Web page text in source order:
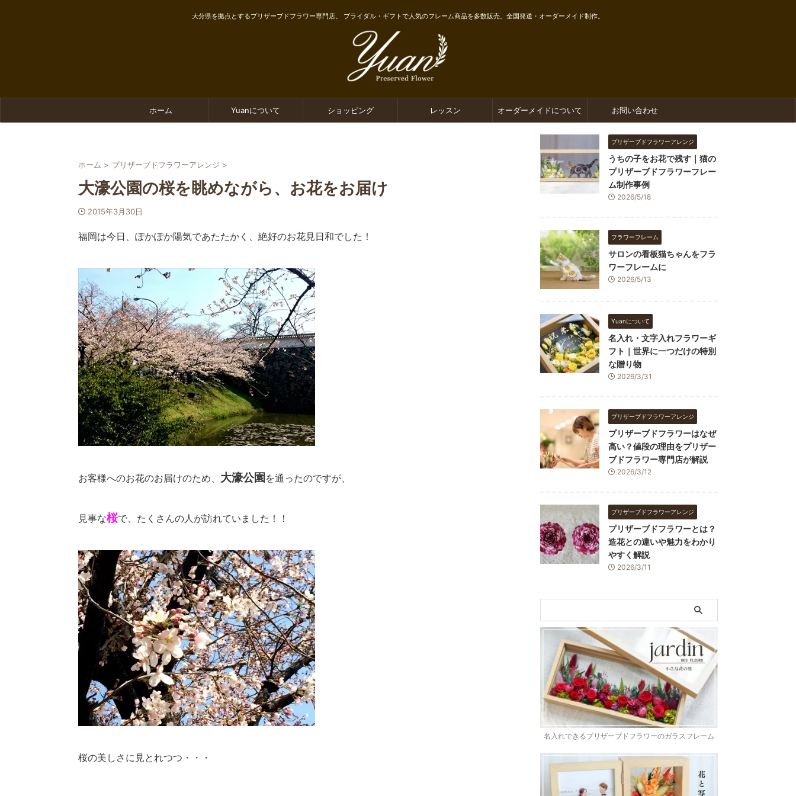
大分県を拠点とするプリザーブドフラワー専門店。 ブライダル・ギフトで人気のフレーム商品を多数販売。全国発送・オーダーメイド制作。
ホーム Yuanについて ショッピング レッスン オーダーメイドについて お問い合わせ
ホーム > プリザーブドフラワーアレンジ >
大濠公園の桜を眺めながら、お花をお届け
2015年3月30日
福岡は今日、ぽかぽか陽気であたたかく、絶好のお花見日和でした！
お客様へのお花のお届けのため、 大濠公園 を通ったのですが、
見事な桜で、たくさんの人が訪れていました！！
桜の美しさに見とれつつ・・・
プリザーブドフラワーアレンジ
うちの子をお花で残す｜猫の
プリザーブドフラワーフレー
ム制作事例
2026/5/18
フラワーフレーム
サロンの看板猫ちゃんをフラ
ワーフレームに
2026/5/13
Yuanについて
名入れ・文字入れフラワーギ
フト｜世界に一つだけの特別
な贈り物
2026/3/31
プリザーブドフラワーアレンジ
プリザーブドフラワーはなぜ
高い？値段の理由をプリザー
ブドフラワー専門店が解説
2026/3/12
プリザーブドフラワーアレンジ
プリザーブドフラワーとは？
造花との違いや魅力をわかり
やすく解説
2026/3/11
名入れできるプリザーブドフラワーのガラスフレーム